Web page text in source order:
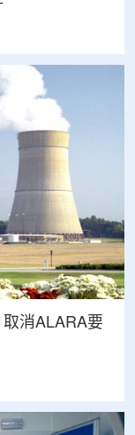
消ALARA要